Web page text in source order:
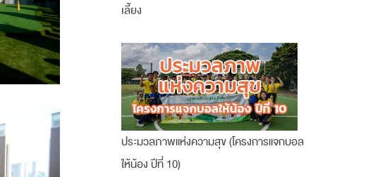
เลี้ยง
ประมวลภาพแห่งความสุข (โครงการแจกบอล
ให้น้อง ปีที่ 10)